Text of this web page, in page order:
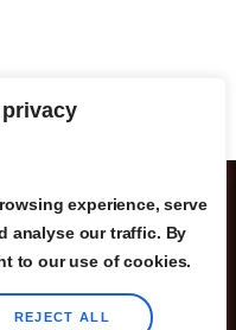
experience, serve
analyse our traffic. By
to our use of cookies.
REJECT ALL